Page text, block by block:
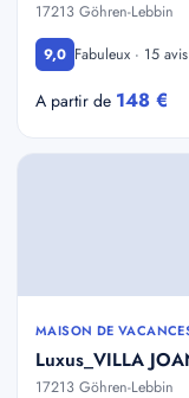
17213 Göhren-Lebbin
9,0 Fabuleux · 15 avis
A partir de 148 €
MAISON DE
Luxus_VILLA
17213 Göhren-Lebbin